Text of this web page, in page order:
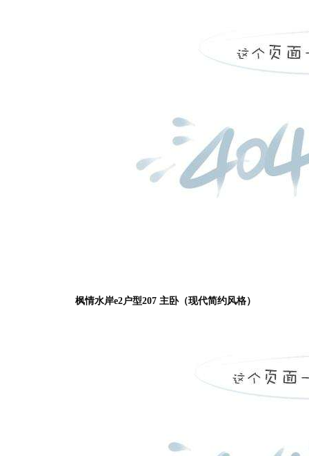
枫情水岸e2户型207 主卧（现代简约风格）